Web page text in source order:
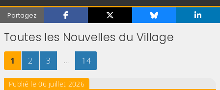
Partagez
Toutes les Nouvelles du Village
Page
1 sur 14Page
2 sur 14Page
3sur 14
… Page
14sur 14
Publié le 06 juillet 2026